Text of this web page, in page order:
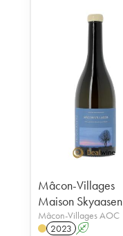
Mâcon-Villages
Maison Skyaasen
Mâcon-Villages AOC
2023 A